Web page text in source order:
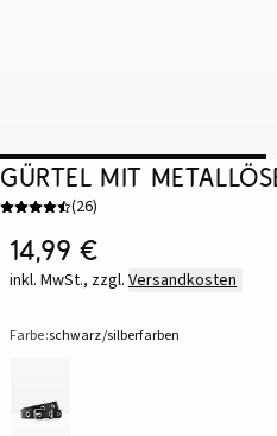
Gürtel mit
(26)
14,99 €
inkl. MwSt., zzgl. Versandkosten
Farbe:schwarz/silberfarben